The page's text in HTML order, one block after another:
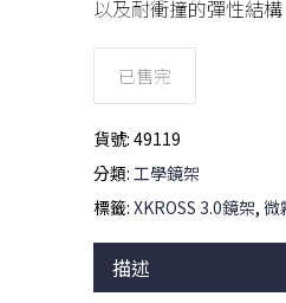
以及耐衝撞的彈性結構
已售完
貨號: 49119
分類: 工學鏡架
標籤: XKROSS 3.0鏡架, 微
描述